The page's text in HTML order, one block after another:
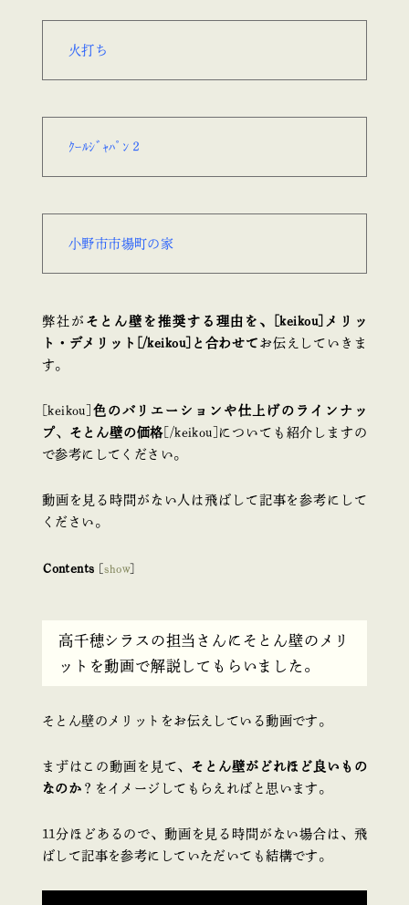
火打ち
ｸｰﾙｼﾞｬﾊﾟﾝ２
小野市市場町の家
弊社が そとん壁を推奨する理由を、[keikou]
メリッ
ト・デメリット[/keikou]と合わせて お伝えしていきま
す。
[keikou]
色のバリエーションや仕上げのラインナッ
プ、 そとん壁の価格 [/keikou]についても紹介しますの
で参考にしてください。
動画を見る時間がない人は飛ばして記事を参考にして
ください。
Contents [show]
高千穂シラスの担当さんにそとん壁のメリ
ットを動画で解説してもらいました。
そとん壁のメリットをお伝えしている動画です。
まずはこの動画を見て、 そとん壁がどれほど良いもの
なのか ？をイメージしてもらえればと思います。
11分ほどあるので、動画を見る時間がない場合は、飛
ばして記事を参考にしていただいても結構です。